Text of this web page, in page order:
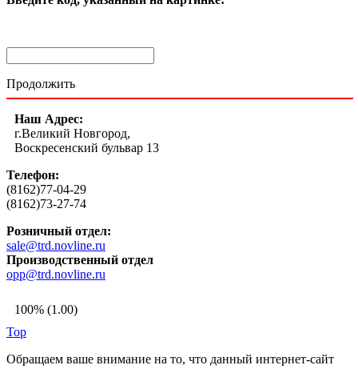
Продолжить
Наш Адрес:
г.Великий Новгород,
Воскресенский бульвар 13
Телефон:
(8162)77-04-29
(8162)73-27-74
Розничный отдел:
sale@trd.novline.ru
Производственный отдел
opp@trd.novline.ru
100% (1.00)
Top
Обращаем ваше внимание на то, что данный интернет-сайт